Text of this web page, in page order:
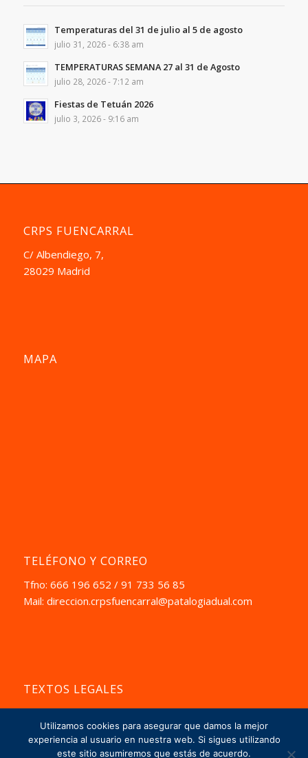
Temperaturas del 31 de julio al 5 de agosto
julio 31, 2026 - 6:38 am
TEMPERATURAS SEMANA 27 al 31 de Agosto
julio 28, 2026 - 7:12 am
Fiestas de Tetuán 2026
julio 3, 2026 - 9:16 am
CRPS FUENCARRAL
C/ Albendiego, 7,
28029 Madrid
MAPA
TELÉFONO Y CORREO
Tfno: 666 196 652 / 91 733 56 85
Mail: direccion.crpsfuencarral@patalogiadual.com
TEXTOS LEGALES
Aviso Pegal
La Política de Privacidad
Utilizamos cookies para asegurar que damos la mejor
experiencia al usuario en nuestra web. Si sigues utilizando
este sitio asumiremos que estás de acuerdo.